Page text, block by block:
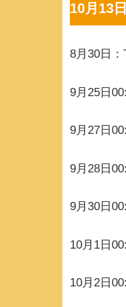
10月13
8月30日：
9月25日
9月27日
9月28日
9月30日
10月1日
10月2日